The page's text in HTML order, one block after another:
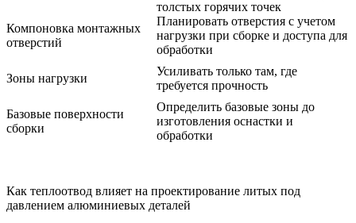
толстых горячих точек
Компоновка монтажных
отверстий
Планировать отверстия с учетом
нагрузки при сборке и доступа для
обработки
Зоны нагрузки
Усиливать только там, где
требуется прочность
Базовые поверхности
сборки
Определить базовые зоны до
изготовления оснастки и
обработки
Как теплоотвод влияет на проектирование литых под
давлением алюминиевых деталей